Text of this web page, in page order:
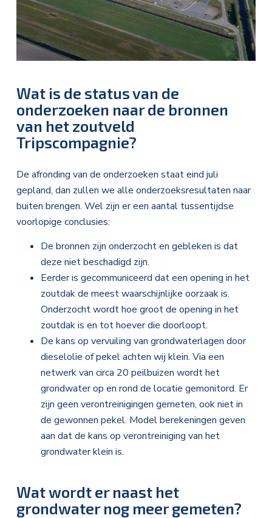
Wat is de status van de
onderzoeken naar de bronnen
van het zoutveld
Tripscompagnie?
De afronding van de onderzoeken staat eind juli
gepland, dan zullen we alle onderzoeksresultaten naar
buiten brengen. Wel zijn er een aantal tussentijdse
voorlopige conclusies:
De bronnen zijn onderzocht en gebleken is dat
deze niet beschadigd zijn.
Eerder is gecommuniceerd dat een opening in het
zoutdak de meest waarschijnlijke oorzaak is.
Onderzocht wordt hoe groot de opening in het
zoutdak is en tot hoever die doorloopt.
De kans op vervuiling van grondwaterlagen door
dieselolie of pekel achten wij klein. Via een
netwerk van circa 20 peilbuizen wordt het
grondwater op en rond de locatie gemonitord. Er
zijn geen verontreinigingen gemeten, ook niet in
de gewonnen pekel. Model berekeningen geven
aan dat de kans op verontreiniging van het
grondwater klein is.
Wat wordt er naast het
grondwater nog meer gemeten?